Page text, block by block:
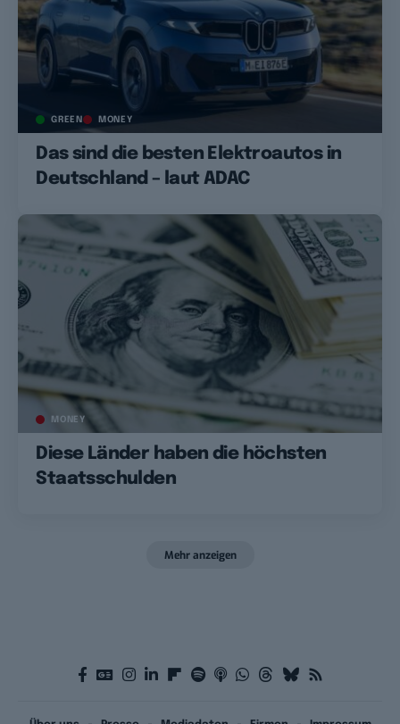
GREEN MONEY
Das sind die besten Elektroautos in
Deutschland – laut ADAC
MONEY
Diese Länder haben die höchsten
Staatsschulden
Mehr anzeigen